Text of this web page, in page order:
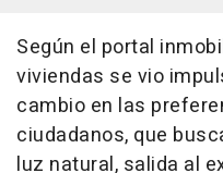
Según el portal
viviendas se vio
cambio en las
ciudadanos, que
luz natural, salida al